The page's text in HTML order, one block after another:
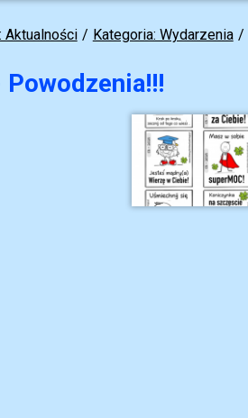
Aktualności Kategoria: Wydarzenia